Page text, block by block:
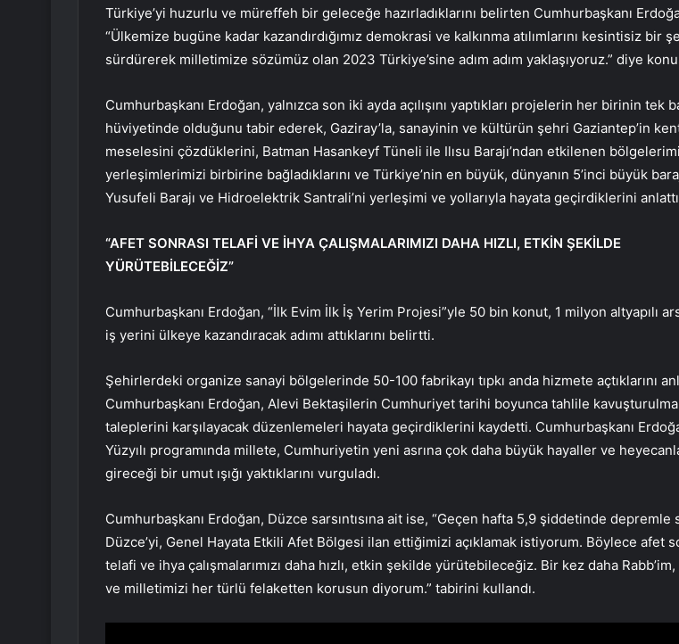
Türkiye’yi huzurlu ve müreffeh bir geleceğe hazırladıklarını belirten Cumhurbaşkanı
“Ülkemize bugüne kadar kazandırdığımız demokrasi ve kalkınma atılımlarını kesintisiz bir
sürdürerek milletimize sözümüz olan 2023 Türkiye’sine adım adım yaklaşıyoruz.” diye
Cumhurbaşkanı Erdoğan, yalnızca son iki ayda açılışını yaptıkları projelerin her birinin tek
hüviyetinde olduğunu tabir ederek, Gaziray’la, sanayinin ve kültürün şehri Gaziantep’in
meselesini çözdüklerini, Batman Hasankeyf Tüneli ile Ilısu Barajı’ndan etkilenen
yerleşimlerimizi birbirine bağladıklarını ve Türkiye’nin en büyük, dünyanın 5’inci büyük
Yusufeli Barajı ve Hidroelektrik Santrali’ni yerleşimi ve yollarıyla hayata geçirdiklerini
“AFET SONRASI TELAFİ VE İHYA ÇALIŞMALARIMIZI DAHA HIZLI, ETKİN ŞEKİLDE
YÜRÜTEBİLECEĞİZ”
Cumhurbaşkanı Erdoğan, “İlk Evim İlk İş Yerim Projesi”yle 50 bin konut, 1 milyon altyapılı
iş yerini ülkeye kazandıracak adımı attıklarını belirtti.
Şehirlerdeki organize sanayi bölgelerinde 50-100 fabrikayı tıpkı anda hizmete açtıklarını
Cumhurbaşkanı Erdoğan, Alevi Bektaşilerin Cumhuriyet tarihi boyunca tahlile
taleplerini karşılayacak düzenlemeleri hayata geçirdiklerini kaydetti. Cumhurbaşkanı
Yüzyılı programında millete, Cumhuriyetin yeni asrına çok daha büyük hayaller ve
gireceği bir umut ışığı yaktıklarını vurguladı.
Cumhurbaşkanı Erdoğan, Düzce sarsıntısına ait ise, “Geçen hafta 5,9 şiddetinde depremle
Düzce’yi, Genel Hayata Etkili Afet Bölgesi ilan ettiğimizi açıklamak istiyorum. Böylece afet
telafi ve ihya çalışmalarımızı daha hızlı, etkin şekilde yürütebileceğiz. Bir kez daha
ve milletimizi her türlü felaketten korusun diyorum.” tabirini kullandı.